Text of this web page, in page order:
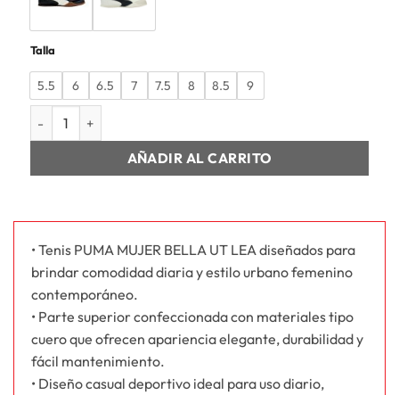
Talla
5.5 6 6.5 7 7.5 8 8.5
9
MUJER BELLA UT LEA WNS cantidad
AÑADIR AL CARRITO
• Tenis PUMA MUJER BELLA UT LEA diseñados para
brindar comodidad diaria y estilo urbano femenino
contemporáneo.
• Parte superior confeccionada con materiales tipo
cuero que ofrecen apariencia elegante, durabilidad y
fácil mantenimiento.
• Diseño casual deportivo ideal para uso diario,